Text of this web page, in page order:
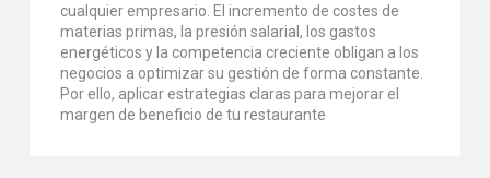
cualquier empresario. El incremento de costes de
materias primas, la presión salarial, los gastos
energéticos y la competencia creciente obligan a los
negocios a optimizar su gestión de forma constante.
Por ello, aplicar estrategias claras para mejorar el
margen de beneficio de tu restaurante